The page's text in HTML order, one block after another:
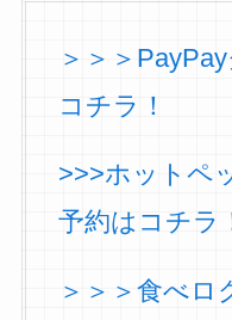
＞＞＞
コチラ！
>>>ホットペ
予約はコチラ
＞＞＞食べロ